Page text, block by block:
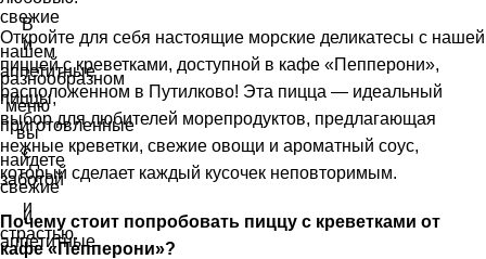
Откройте для себя настоящие морские деликатесы с нашей
пиццей с креветками, доступной в кафе «Пепперони»,
расположенном в Путилково! Эта пицца — идеальный
выбор для любителей морепродуктов, предлагающая
нежные креветки, свежие овощи и ароматный соус,
который сделает каждый кусочек неповторимым.
Почему стоит попробовать пиццу с креветками от
кафе «Пепперони»?